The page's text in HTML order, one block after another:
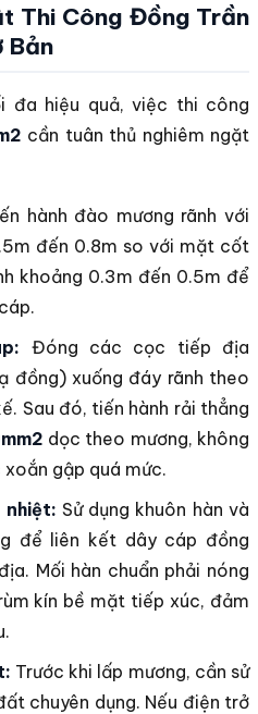
Thi Công Đồng Trần
Bản
đa hiệu quả, việc thi công
cần tuân thủ nghiêm ngặt
hành đào mương rãnh với
đến 0.8m so với mặt cốt
khoảng 0.3m đến 0.5m để
Đóng các cọc tiếp địa
đồng) xuống đáy rãnh theo
Sau đó, tiến hành rải thẳng
dọc theo mương, không
gập quá mức.
nhiệt: Sử dụng khuôn hàn và
để liên kết dây cáp đồng
Mối hàn chuẩn phải nóng
kín bề mặt tiếp xúc, đảm
Trước khi lấp mương, cần sử
chuyên dụng. Nếu điện trở